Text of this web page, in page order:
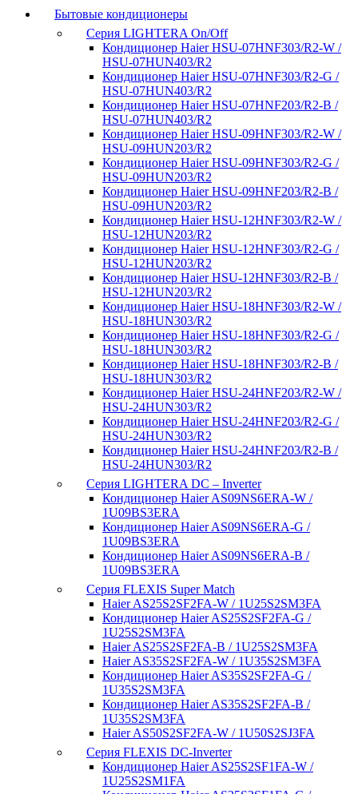
Бытовые кондиционеры
Серия LIGHTERA On/Off
Кондиционер Haier HSU-07HNF303/R2-W /
HSU-07HUN403/R2
Кондиционер Haier HSU-07HNF303/R2-G /
HSU-07HUN403/R2
Кондиционер Haier HSU-07HNF203/R2-B /
HSU-07HUN403/R2
Кондиционер Haier HSU-09HNF303/R2-W /
HSU-09HUN203/R2
Кондиционер Haier HSU-09HNF303/R2-G /
HSU-09HUN203/R2
Кондиционер Haier HSU-09HNF203/R2-B /
HSU-09HUN203/R2
Кондиционер Haier HSU-12HNF303/R2-W /
HSU-12HUN203/R2
Кондиционер Haier HSU-12HNF303/R2-G /
HSU-12HUN203/R2
Кондиционер Haier HSU-12HNF303/R2-B /
HSU-12HUN203/R2
Кондиционер Haier HSU-18HNF303/R2-W /
HSU-18HUN303/R2
Кондиционер Haier HSU-18HNF303/R2-G /
HSU-18HUN303/R2
Кондиционер Haier HSU-18HNF303/R2-B /
HSU-18HUN303/R2
Кондиционер Haier HSU-24HNF203/R2-W /
HSU-24HUN303/R2
Кондиционер Haier HSU-24HNF203/R2-G /
HSU-24HUN303/R2
Кондиционер Haier HSU-24HNF203/R2-B /
HSU-24HUN303/R2
Серия LIGHTERA DC – Inverter
Кондиционер Haier AS09NS6ERA-W /
1U09BS3ERA
Кондиционер Haier AS09NS6ERA-G /
1U09BS3ERA
Кондиционер Haier AS09NS6ERA-B /
1U09BS3ERA
Серия FLEXIS Super Match
Haier AS25S2SF2FA-W / 1U25S2SM3FA
Кондиционер Haier AS25S2SF2FA-G /
1U25S2SM3FA
Haier AS25S2SF2FA-B / 1U25S2SM3FA
Haier AS35S2SF2FA-W / 1U35S2SM3FA
Кондиционер Haier AS35S2SF2FA-G /
1U35S2SM3FA
Кондиционер Haier AS35S2SF2FA-B /
1U35S2SM3FA
Haier AS50S2SF2FA-W / 1U50S2SJ3FA
Серия FLEXIS DC-Inverter
Кондиционер Haier AS25S2SF1FA-W /
1U25S2SM1FA